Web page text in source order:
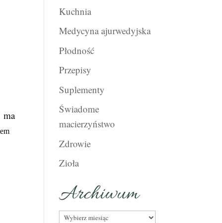
Kuchnia
Medycyna ajurwedyjska
Płodność
Przepisy
Suplementy
Świadome
macierzyństwo
Zdrowie
Zioła
Archiwum
Archiwum